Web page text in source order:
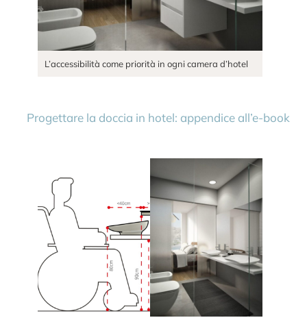
L’accessibilità come priorità in ogni camera d’hotel
Progettare la doccia in hotel: appendice all’e-book